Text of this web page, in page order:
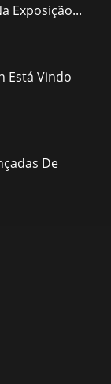
Exposição...
Está Vindo
De